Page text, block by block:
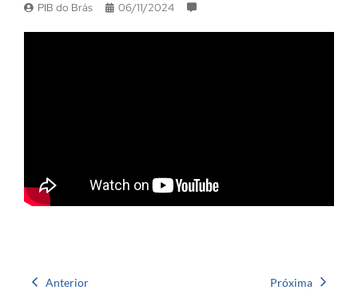
PIB do Brás 06/11/2024
Anterior Próxima